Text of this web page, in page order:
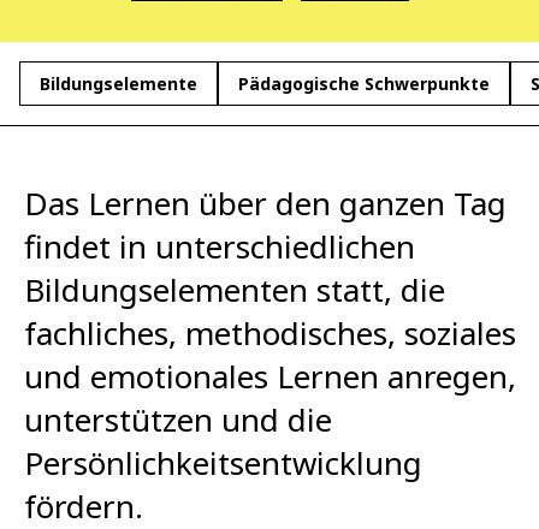
Bildungselemente Pädagogische Schwerpunkte
Das Lernen über den ganzen Tag
findet in unterschiedlichen
Bildungselementen statt, die
fachliches, methodisches, soziales
und emotionales Lernen anregen,
unterstützen und die
Persönlichkeitsentwicklung
fördern.